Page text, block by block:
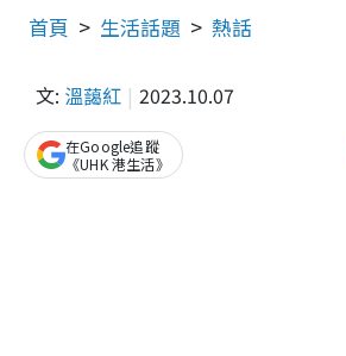
首頁 生活話題 熱話
文: 溫藹紅 2023.10.07
在Google追蹤
《UHK 港生活》